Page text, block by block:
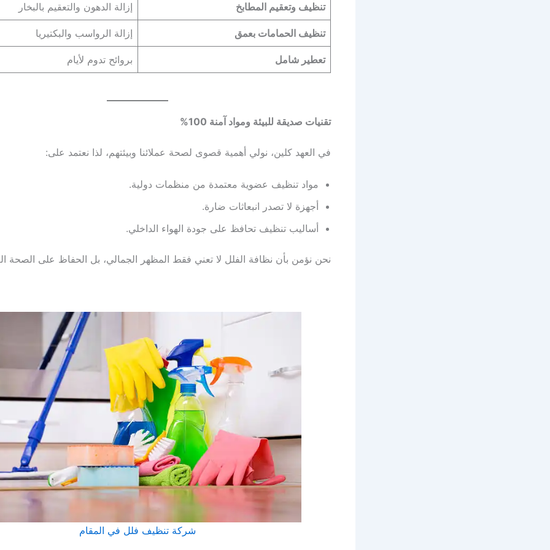
تنظيف وتعقيم المطابخ إزالة الدهون والتعقيم بالبخار
تنظيف الحمامات بعمق إزالة الرواسب والبكتيريا
تعطير شامل بروائح تدوم لأيام
تقنيات صديقة للبيئة ومواد آمنة 100%
في العهد كلين، نولي أهمية قصوى لصحة عملائنا وبيئتهم، لذا نعتمد على:
مواد تنظيف عضوية معتمدة من منظمات دولية.
أجهزة لا تصدر انبعاثات ضارة.
أساليب تنظيف تحافظ على جودة الهواء الداخلي.
نحن نؤمن بأن نظافة الفلل لا تعني فقط المظهر الجمالي، بل الحفاظ على الصحة
شركة تنظيف فلل في المقام